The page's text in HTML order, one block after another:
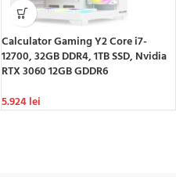
Calculator Gaming Y2 Core i7-
12700, 32GB DDR4, 1TB SSD, Nvidia
RTX 3060 12GB GDDR6
5.924lei